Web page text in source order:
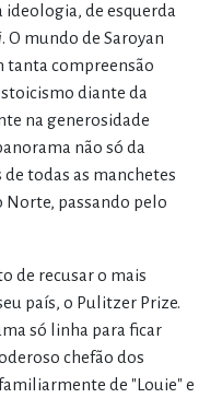
de esquerda
. O mundo de Saroyan
tanta compreensão
diante da
na generosidade
não só da
todas as manchetes
Norte, passando pelo
de recusar o mais
país, o Pulitzer Prize.
só linha para ficar
chefão dos
de "Louie" e